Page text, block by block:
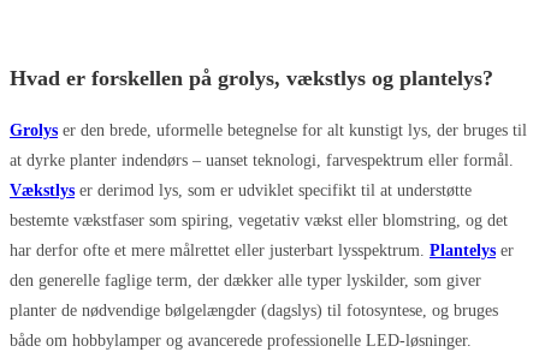
Hvad er forskellen på grolys, vækstlys og plantelys?
Grolys er den brede, uformelle betegnelse for alt kunstigt lys, der bruges til
at dyrke planter indendørs – uanset teknologi, farvespektrum eller formål.
Vækstlys er derimod lys, som er udviklet specifikt til at understøtte
bestemte vækstfaser som spiring, vegetativ vækst eller blomstring, og det
har derfor ofte et mere målrettet eller justerbart lysspektrum. Plantelys er
den generelle faglige term, der dækker alle typer lyskilder, som giver
planter de nødvendige bølgelængder (dagslys) til fotosyntese, og bruges
både om hobbylamper og avancerede professionelle LED-løsninger.